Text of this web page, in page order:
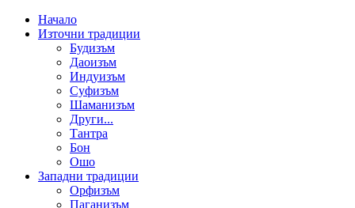
Начало
Източни традиции
Будизъм
Даоизъм
Индуизъм
Суфизъм
Шаманизъм
Други...
Тантра
Бон
Ошо
Западни традиции
Орфизъм
Паганизъм